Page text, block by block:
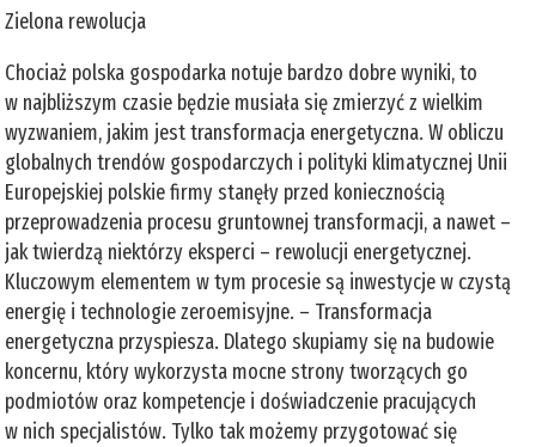
Zielona rewolucja
Chociaż polska gospodarka notuje bardzo dobre wyniki, to
w najbliższym czasie będzie musiała się zmierzyć z wielkim
wyzwaniem, jakim jest transformacja energetyczna. W obliczu
globalnych trendów gospodarczych i polityki klimatycznej Unii
Europejskiej polskie firmy stanęły przed koniecznością
przeprowadzenia procesu gruntownej transformacji, a nawet –
jak twierdzą niektórzy eksperci – rewolucji energetycznej.
Kluczowym elementem w tym procesie są inwestycje w czystą
energię i technologie zeroemisyjne. – Transformacja
energetyczna przyspiesza. Dlatego skupiamy się na budowie
koncernu, który wykorzysta mocne strony tworzących go
podmiotów oraz kompetencje i doświadczenie pracujących
w nich specjalistów. Tylko tak możemy przygotować się